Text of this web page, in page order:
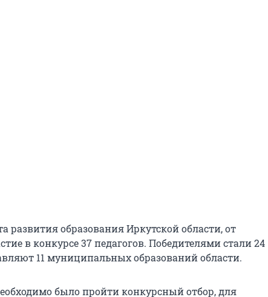
образования Иркутской области, от
в конкурсе 37 педагогов. Победителями стали 24
11 муниципальных образований области.
было пройти конкурсный отбор, для